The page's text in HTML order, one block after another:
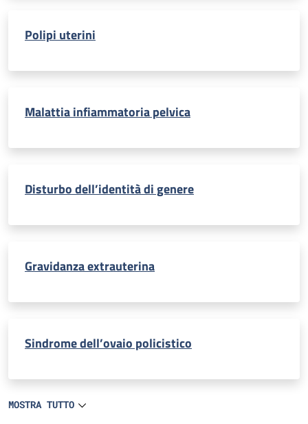
Polipi uterini
Malattia infiammatoria pelvica
Disturbo dell’identità di genere
Gravidanza extrauterina
Sindrome dell’ovaio policistico
MOSTRA TUTTO